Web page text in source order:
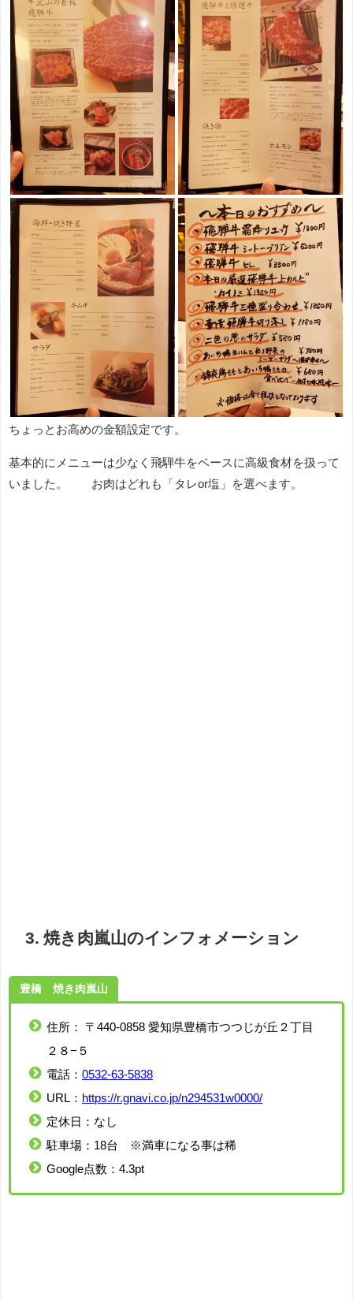
ちょっとお高めの金額設定です。
基本的にメニューは少なく飛騨牛をベースに高級食材を扱って
いました。 お肉はどれも「タレor塩」を選べます。
3. 焼き肉嵐山のインフォメーション
豊橋 焼き肉嵐山
住所：
〒440-0858 愛知県豊橋市つつじが丘２丁目
２８−５
電話： 0532-63-5838
URL： https://r.gnavi.co.jp/n294531w0000/
定休日：なし
駐車場：18台 ※満車になる事は稀
Google点数：4.3pt